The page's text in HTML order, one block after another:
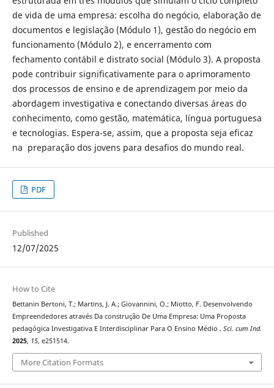
de vida de uma empresa: escolha do negócio, elaboração de
documentos e legislação (Módulo 1), gestão do negócio em
funcionamento (Módulo 2), e encerramento com
fechamento contábil e distrato social (Módulo 3). A proposta
pode contribuir significativamente para o aprimoramento
dos processos de ensino e de aprendizagem por meio da
abordagem investigativa e conectando diversas áreas do
conhecimento, como gestão, matemática, língua portuguesa
e tecnologias. Espera-se, assim, que a proposta seja eficaz
na preparação dos jovens para desafios do mundo real.
PDF
Published
12/07/2025
How to Cite
Bettanin Bertoni, T.; Martins, J. A.; Giovannini, O.; Miotto, F. Desenvolvendo
Empreendedores através Da construção De Uma Empresa: Uma Proposta
pedagógica Investigativa E Interdisciplinar Para O Ensino Médio . Sci. cum Ind.
2025, 15, e251514.
More Citation Formats